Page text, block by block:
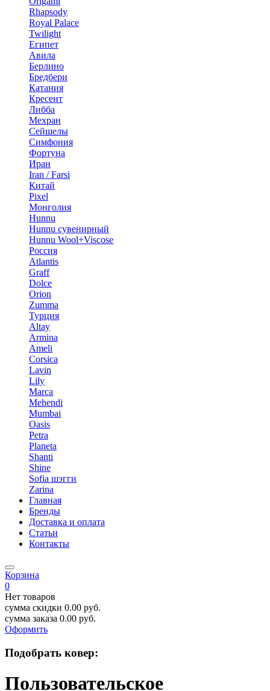
Rhapsody
Royal Palace
Twilight
Египет
Авила
Берлино
Бредбери
Катания
Кресент
Либба
Мехран
Сейшелы
Симфония
Фортуна
Иран
Iran / Farsi
Китай
Pixel
Монголия
Hunnu
Hunnu сувенирный
Hunnu Wool+Viscose
Россия
Atlantis
Graff
Dolce
Orion
Zumma
Турция
Altay
Armina
Ameli
Corsica
Lavin
Lily
Marca
Mehendi
Mumbai
Oasis
Petra
Planeta
Shanti
Shine
Sofia шэгги
Zarina
Главная
Бренды
Доставка и оплата
Статьи
Контакты
Корзина
0
Нет товаров
сумма скидки 0.00 руб.
сумма заказа 0.00 руб.
Оформить
Подобрать ковер:
Пользовательское